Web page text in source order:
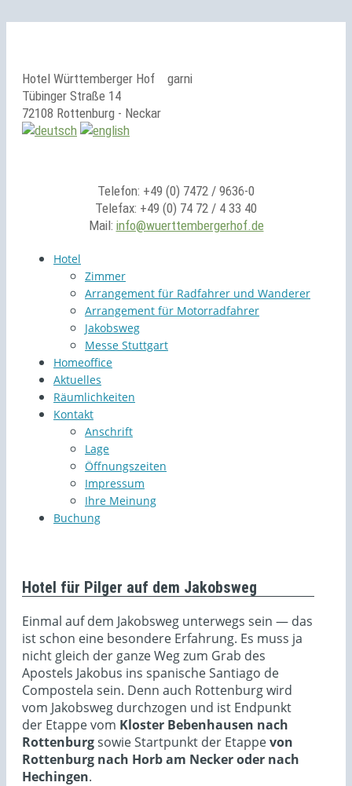
Hotel Württemberger Hof
garni
Tübinger Straße 14
72108 Rottenburg - Neckar
Telefon: +49 (0) 7472 / 9636-0
Telefax: +49 (0) 74 72 / 4 33 40
Mail: info@wuerttembergerhof.de
Hotel
Zimmer
Arrangement für Radfahrer und Wanderer
Arrangement für Motorradfahrer
Jakobsweg
Messe Stuttgart
Homeoffice
Aktuelles
Räumlichkeiten
Kontakt
Anschrift
Lage
Öffnungszeiten
Impressum
Ihre Meinung
Buchung
Hotel für Pilger auf dem Jakobsweg
Einmal auf dem Jakobsweg unterwegs sein — das
ist schon eine besondere Erfahrung. Es muss ja
nicht gleich der ganze Weg zum Grab des
Apostels Jakobus ins spanische Santiago de
Compostela sein. Denn auch Rottenburg wird
vom Jakobsweg durchzogen und ist Endpunkt
der Etappe vom Kloster Bebenhausen nach
Rottenburgsowie Startpunkt der Etappevon
Rottenburg nach Horb am Necker oder nach
Hechingen.